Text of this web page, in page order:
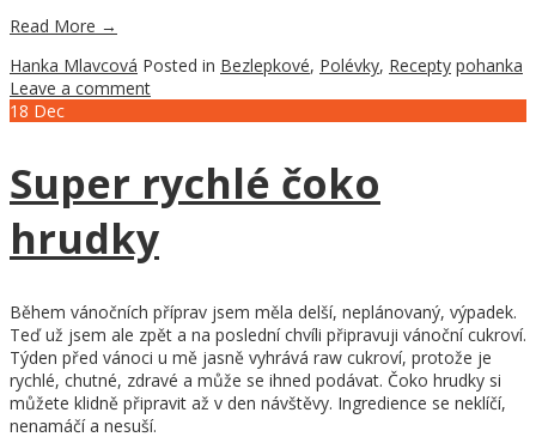
Read More →
Hanka Mlavcová Posted in Bezlepkové, Polévky, Recepty pohanka
Leave a comment
18 Dec
Super rychlé čoko
hrudky
Během vánočních příprav jsem měla delší, neplánovaný, výpadek.
Teď už jsem ale zpět a na poslední chvíli připravuji vánoční cukroví.
Týden před vánoci u mě jasně vyhrává raw cukroví, protože je
rychlé, chutné, zdravé a může se ihned podávat. Čoko hrudky si
můžete klidně připravit až v den návštěvy. Ingredience se neklíčí,
nenamáčí a nesuší.